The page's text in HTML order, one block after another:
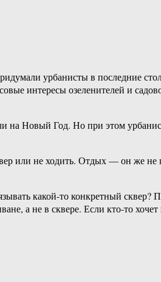
урбанисты в последние
интересы озеленителей и
Новый Год. Но при этом
или не ходить. Отдых — он же не
какой-то конкретный
а не в сквере. Если кто-то